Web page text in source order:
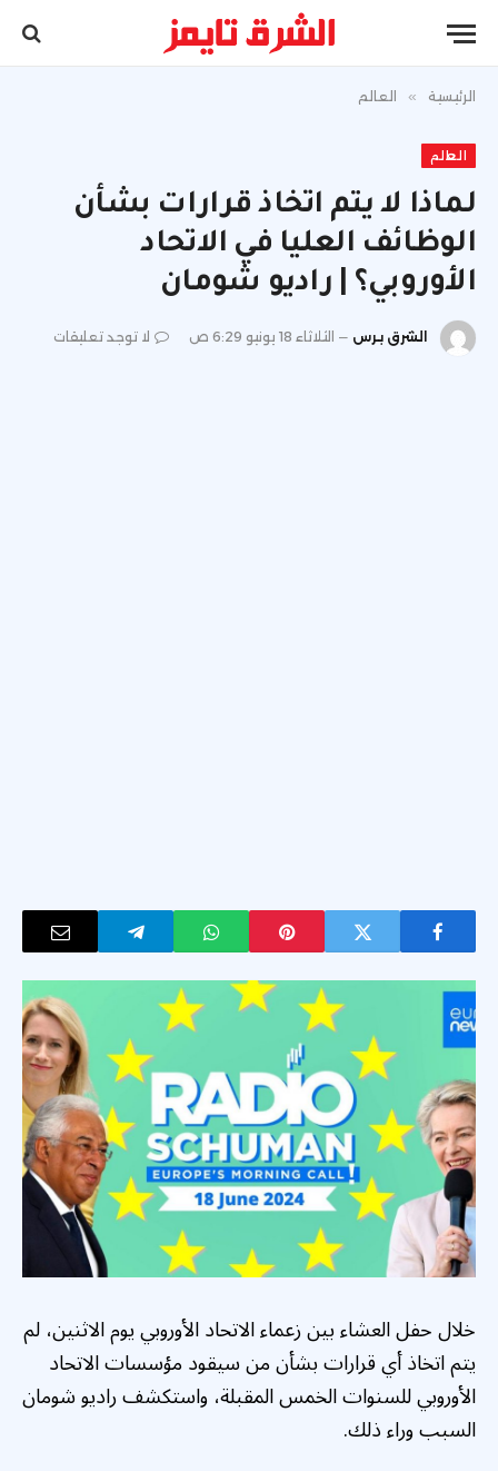
الرئيسية » العالم
العالم
لماذا لا يتم اتخاذ قرارات بشأن
الوظائف العليا في الاتحاد
الأوروبي؟ | راديو شومان
الشرق برس الثلاثاء 18 يونيو 6:29 ص لا توجد تعليقات
خلال حفل العشاء بين زعماء الاتحاد الأوروبي يوم الاثنين، لم
يتم اتخاذ أي قرارات بشأن من سيقود مؤسسات الاتحاد
الأوروبي للسنوات الخمس المقبلة، واستكشف راديو شومان
السبب وراء ذلك.